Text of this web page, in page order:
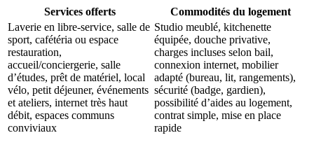
Services offerts
Commodités du logement
Laverie en libre-service, salle de
sport, cafétéria ou espace
restauration,
accueil/conciergerie, salle
d’études, prêt de matériel, local
vélo, petit déjeuner, événements
et ateliers, internet très haut
débit, espaces communs
conviviaux
Studio meublé, kitchenette
équipée, douche privative,
charges incluses selon bail,
connexion internet, mobilier
adapté (bureau, lit, rangements),
sécurité (badge, gardien),
possibilité d’aides au logement,
contrat simple, mise en place
rapide